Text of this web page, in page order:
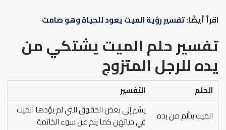
اقرأ أيضًا:تفسير رؤية الميت يعود للحياة وهو صامت
تفسير حلم الميت يشتكي من
يدهللرجل المتزوج
الحلم
التفسير
الميت يتألم من يده
يشير إلى بعض الحقوق التي لم يؤدها الميت
في حياتهن كما ينم عن سوء الخاتمة.